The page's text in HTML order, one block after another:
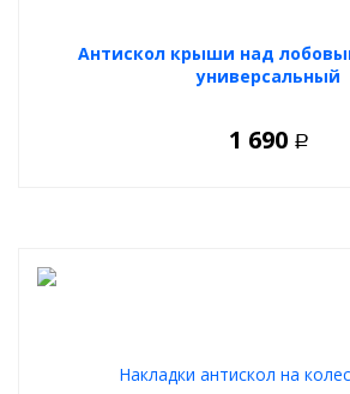
Антискол крыши над
универсальный
1 690 Р